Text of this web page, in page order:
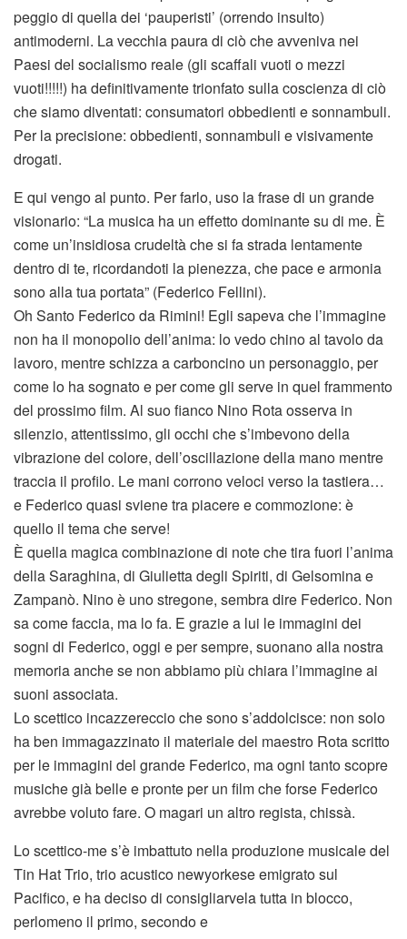
peggio di quella dei ‘pauperisti’ (orrendo insulto)
antimoderni. La vecchia paura di ciò che avveniva nei
Paesi del socialismo reale (gli scaffali vuoti o mezzi
vuoti!!!!!) ha definitivamente trionfato sulla coscienza di ciò
che siamo diventati: consumatori obbedienti e sonnambuli.
Per la precisione: obbedienti, sonnambuli e visivamente
drogati.
E qui vengo al punto. Per farlo, uso la frase di un grande
visionario: “La musica ha un effetto dominante su di me. È
come un’insidiosa crudeltà che si fa strada lentamente
dentro di te, ricordandoti la pienezza, che pace e armonia
sono alla tua portata” (Federico Fellini).
Oh Santo Federico da Rimini! Egli sapeva che l’immagine
non ha il monopolio dell’anima: lo vedo chino al tavolo da
lavoro, mentre schizza a carboncino un personaggio, per
come lo ha sognato e per come gli serve in quel frammento
del prossimo film. Al suo fianco Nino Rota osserva in
silenzio, attentissimo, gli occhi che s’imbevono della
vibrazione del colore, dell’oscillazione della mano mentre
traccia il profilo. Le mani corrono veloci verso la tastiera…
e Federico quasi sviene tra piacere e commozione: è
quello il tema che serve!
È quella magica combinazione di note che tira fuori l’anima
della Saraghina, di Giulietta degli Spiriti, di Gelsomina e
Zampanò. Nino è uno stregone, sembra dire Federico. Non
sa come faccia, ma lo fa. E grazie a lui le immagini dei
sogni di Federico, oggi e per sempre, suonano alla nostra
memoria anche se non abbiamo più chiara l’immagine ai
suoni associata.
Lo scettico incazzereccio che sono s’addolcisce: non solo
ha ben immagazzinato il materiale del maestro Rota scritto
per le immagini del grande Federico, ma ogni tanto scopre
musiche già belle e pronte per un film che forse Federico
avrebbe voluto fare. O magari un altro regista, chissà.
Lo scettico-me s’è imbattuto nella produzione musicale del
Tin Hat Trio, trio acustico newyorkese emigrato sul
Pacifico, e ha deciso di consigliarvela tutta in blocco,
perlomeno il primo, secondo e